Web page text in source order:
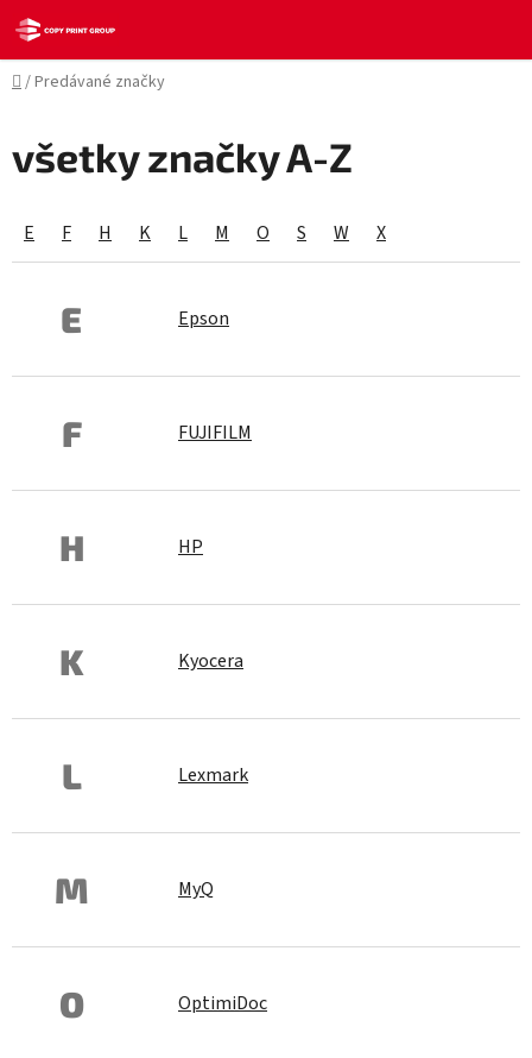
Prejsť
na
obsah
Domov
/Predávané značky
všetky značky A-Z
E F H K L M O S W X
E Epson
F FUJIFILM
H HP
K Kyocera
L Lexmark
M MyQ
O OptimiDoc